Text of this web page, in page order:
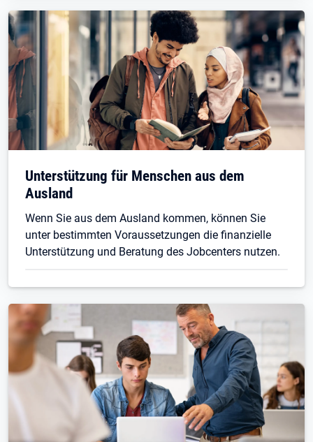
Unterstützung für Menschen aus dem
Ausland
Wenn Sie aus dem Ausland kommen, können Sie
unter bestimmten Voraussetzungen die finanzielle
Unterstützung und Beratung des Jobcenters nutzen.